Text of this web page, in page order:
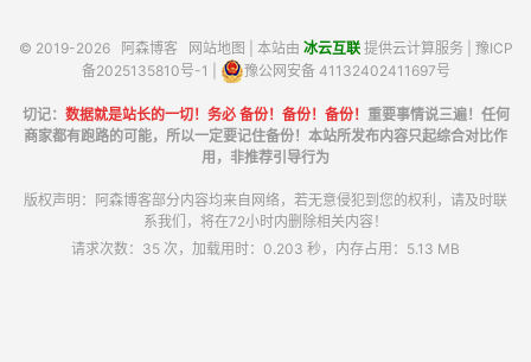
© 2019-2026 阿森博客 网站地图 | 本站由 冰云互联提供云计算服务 | 豫ICP
备2025135810号-1
豫公网安备 41132402411697号
切记： 数据就是站长的一切！务必 备份！备份！备份！ 重要事情说三遍！任何
商家都有跑路的可能，所以一定要记住备份！本站所发布内容只起综合对比作
用，非推荐引导行为
版权声明：阿森博客部分内容均来自网络，若无意侵犯到您的权利，请及时联
系我们，将在72小时内删除相关内容！
请求次数：35 次，加载用时：0.203 秒，内存占用：5.13 MB